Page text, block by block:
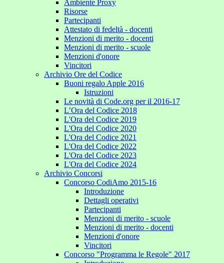
Ambiente Proxy
Risorse
Partecipanti
Attestato di fedeltà - docenti
Menzioni di merito - docenti
Menzioni di merito - scuole
Menzioni d'onore
Vincitori
Archivio Ore del Codice
Buoni regalo Apple 2016
Istruzioni
Le novità di Code.org per il 2016-17
L’Ora del Codice 2018
L'Ora del Codice 2019
L'Ora del Codice 2020
L'Ora del Codice 2021
L'Ora del Codice 2022
L'Ora del Codice 2023
L'Ora del Codice 2024
Archivio Concorsi
Concorso CodiAmo 2015-16
Introduzione
Dettagli operativi
Partecipanti
Menzioni di merito - scuole
Menzioni di merito - docenti
Menzioni d'onore
Vincitori
Concorso "Programma le Regole" 2017